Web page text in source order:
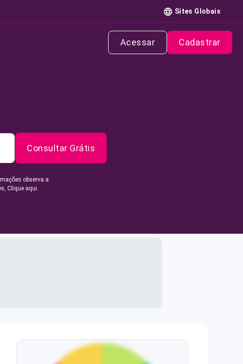
Sites Globais
Acessar Cadastrar
Consultar Grátis
observa a
Clique aqui.